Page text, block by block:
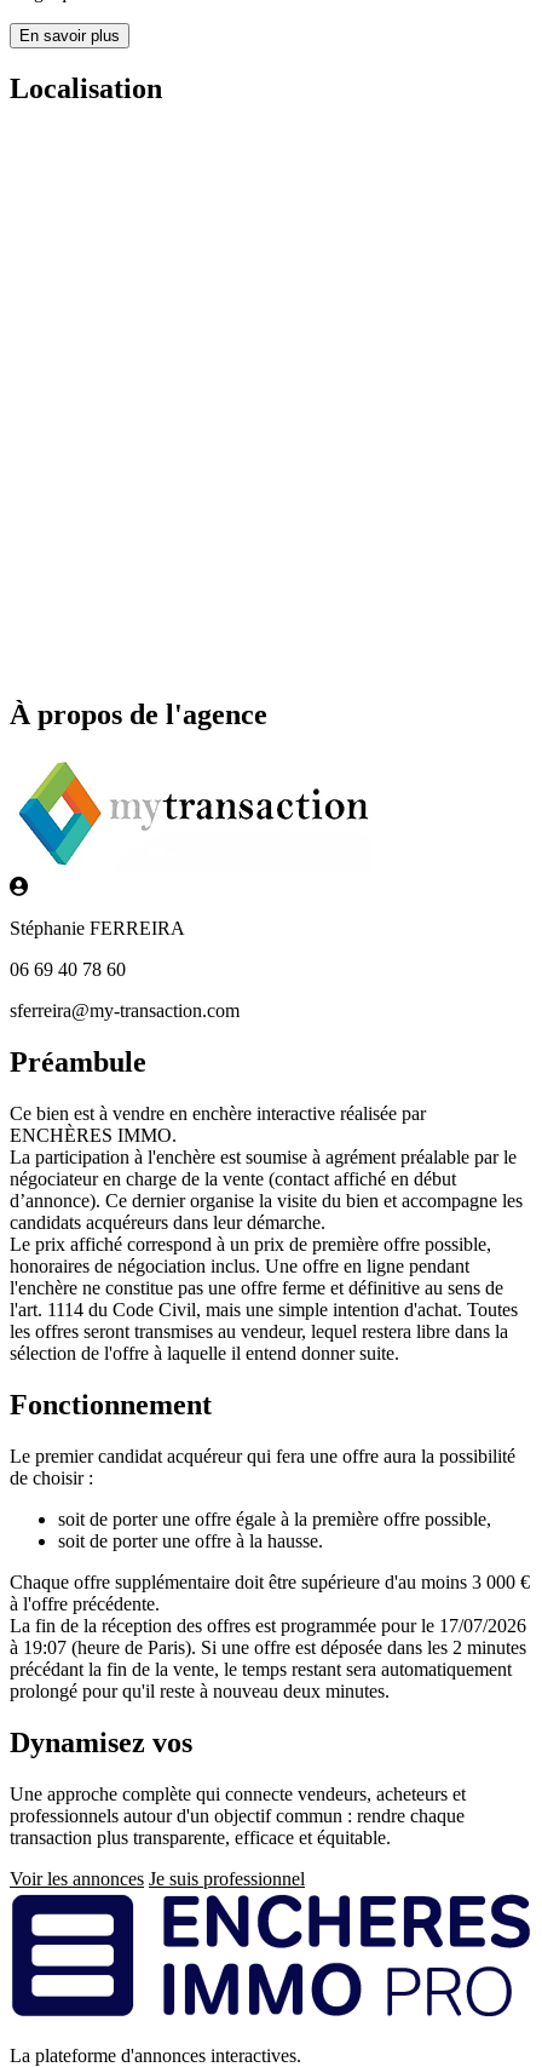
En savoir plus
Localisation
À propos de l'agence
Stéphanie FERREIRA
06 69 40 78 60
sferreira@my-transaction.com
Préambule
Ce bien est à vendre en enchère interactive réalisée par
ENCHÈRES IMMO.
La participation à l'enchère est soumise à agrément préalable par le
négociateur en charge de la vente (contact affiché en début
d’annonce). Ce dernier organise la visite du bien et accompagne les
candidats acquéreurs dans leur démarche.
Le prix affiché correspond à un prix de première offre possible,
honoraires de négociation inclus. Une offre en ligne pendant
l'enchère ne constitue pas une offre ferme et définitive au sens de
l'art. 1114 du Code Civil, mais une simple intention d'achat. Toutes
les offres seront transmises au vendeur, lequel restera libre dans la
sélection de l'offre à laquelle il entend donner suite.
Fonctionnement
Le premier candidat acquéreur qui fera une offre aura la possibilité
de choisir :
soit de porter une offre égale à la première offre possible,
soit de porter une offre à la hausse.
Chaque offre supplémentaire doit être supérieure d'au moins 3 000 €
à l'offre précédente.
La fin de la réception des offres est programmée pour le 17/07/2026
à 19:07 (heure de Paris). Si une offre est déposée dans les 2 minutes
précédant la fin de la vente, le temps restant sera automatiquement
prolongé pour qu'il reste à nouveau deux minutes.
Dynamisez vos
Une approche complète qui connecte vendeurs, acheteurs et
professionnels autour d'un objectif commun : rendre chaque
transaction plus transparente, efficace et équitable.
Voir les annonces Je suis professionnel
Pied
de
page
La plateforme d'annonces interactives.